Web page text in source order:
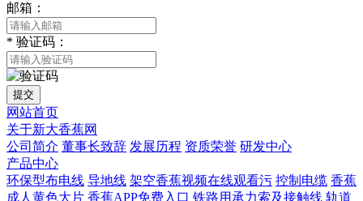
邮箱：
* 验证码：
提交
网站首页
关于新大香蕉网
公司简介 董事长致辞 发展历程 资质荣誉 研发中心
产品中心
环保型布电线 导地线 架空香蕉视频在线观看污 控制电缆 香蕉
成人黄色大片 香蕉APP免费入口 铁路用承力索及接触线 轨道